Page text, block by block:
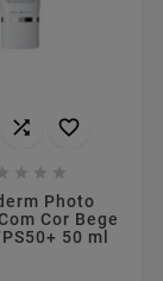
 
  
Photo
Cor Bege
50 ml